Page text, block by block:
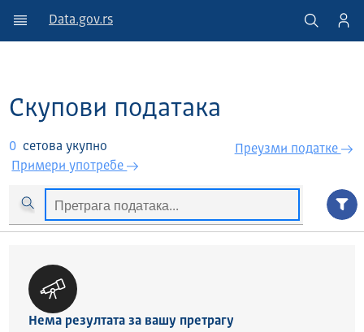
Data.gov.rs
Скупови података
0 сетова укупно
Примери употребе
Преузми податкe
Нема резултата за вашу претрагу